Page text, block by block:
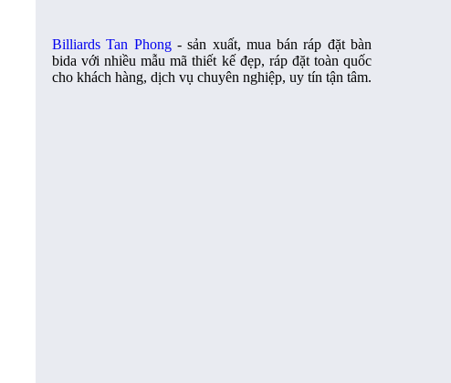
Billiards Tan Phong- sản xuất, mua bán ráp đặt bàn
bida với nhiều mẫu mã thiết kế đẹp, ráp đặt toàn quốc
cho khách hàng, dịch vụ chuyên nghiệp, uy tín tận tâm.